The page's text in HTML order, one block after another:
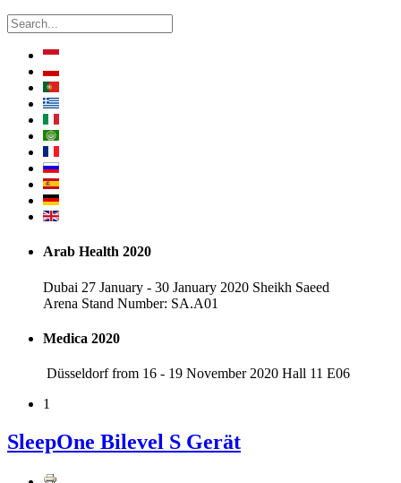
Arab Health 2020
Dubai 27 January - 30 January 2020 Sheikh Saeed
Arena Stand Number: SA.A01
Medica 2020
Düsseldorf from 16 - 19 November 2020 Hall 11 E06
1
SleepOne Bilevel S Gerät